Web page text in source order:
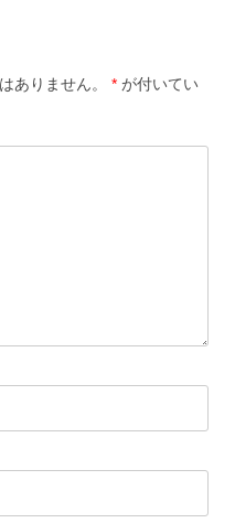
ありません。 * が付いてい